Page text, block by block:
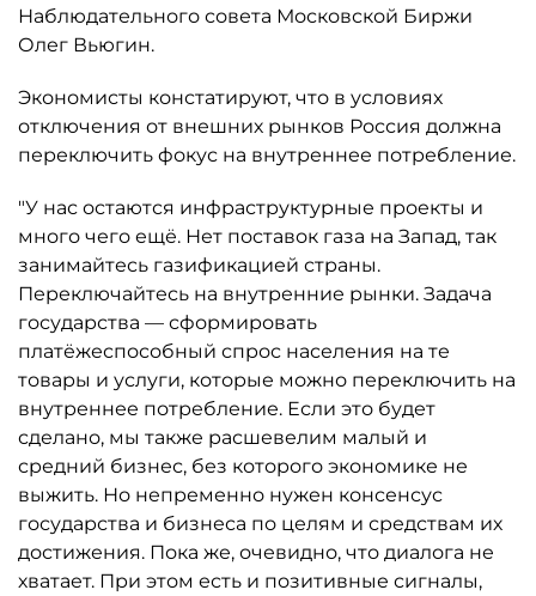
Наблюдательного совета Московской Биржи
Олег Вьюгин.
Экономисты констатируют, что в условиях
отключения от внешних рынков Россия должна
переключить фокус на внутреннее потребление.
"У нас остаются инфраструктурные проекты и
много чего ещё. Нет поставок газа на Запад, так
занимайтесь газификацией страны.
Переключайтесь на внутренние рынки. Задача
государства — сформировать
платёжеспособный спрос населения на те
товары и услуги, которые можно переключить на
внутреннее потребление. Если это будет
сделано, мы также расшевелим малый и
средний бизнес, без которого экономике не
выжить. Но непременно нужен консенсус
государства и бизнеса по целям и средствам их
достижения. Пока же, очевидно, что диалога не
хватает. При этом есть и позитивные сигналы,